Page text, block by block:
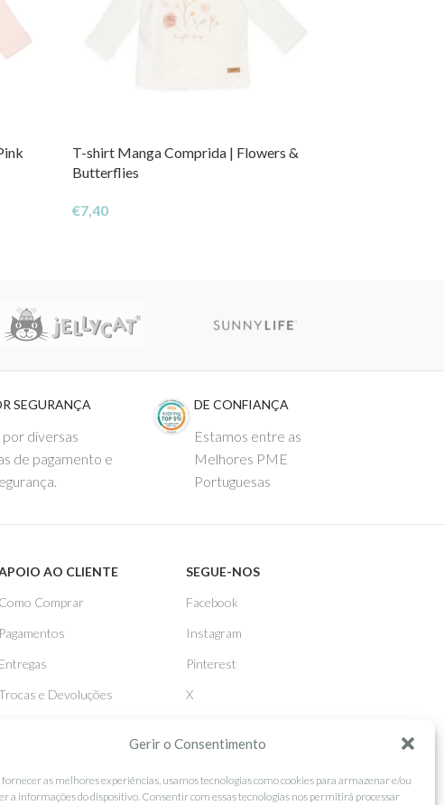
Gerir o Consentimento
fornecer as melhores experiências, usamos tecnologias como cookies para armazenar e/ou
a informações do dispositivo. Consentir com essas tecnologias nos permitirá processar
T-shirt Manga Comprida | Flowers &
Butterflies
€7,40
SEGURANÇA
diversas
de pagamento e
DE CONFIANÇA
Estamos entre as
Melhores PME
Portuguesas
AO CLIENTE
Como Comprar
Pagamentos
Entregas
e Devoluções
SEGUE-NOS
Facebook
Instagram
Pinterest
X